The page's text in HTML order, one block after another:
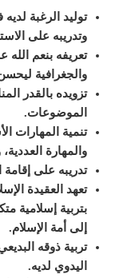
توليد الرغبة
وتدريبه على
تعريفه بنعم الله
والجغرافية
تزويده بالقدر
الموضوعات.
تنمية المهارات
والمهارة
تدريبه على
تعهد العقيدة
بتربية إسلامية
إلى أمة الإسلام.
تربية ذوقه
اليدوي لديه.